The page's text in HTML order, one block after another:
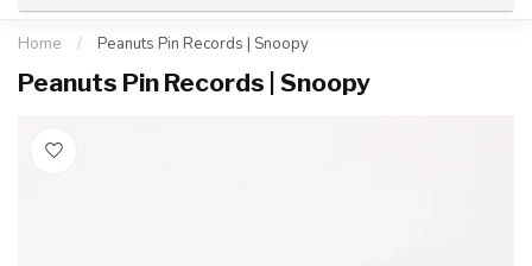
Home / Peanuts Pin Records | Snoopy
Peanuts Pin Records | Snoopy